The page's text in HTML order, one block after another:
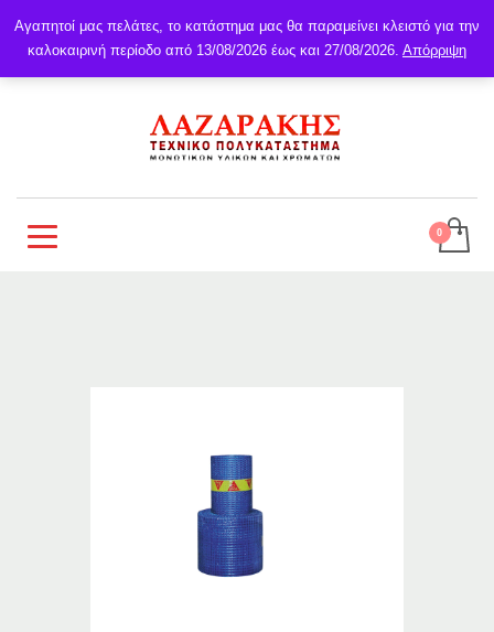
Αγαπητοί μας πελάτες, το κατάστημα μας θα παραμείνει κλειστό για την
καλοκαιρινή περίοδο από 13/08/2026 έως και 27/08/2026. Απόρριψη